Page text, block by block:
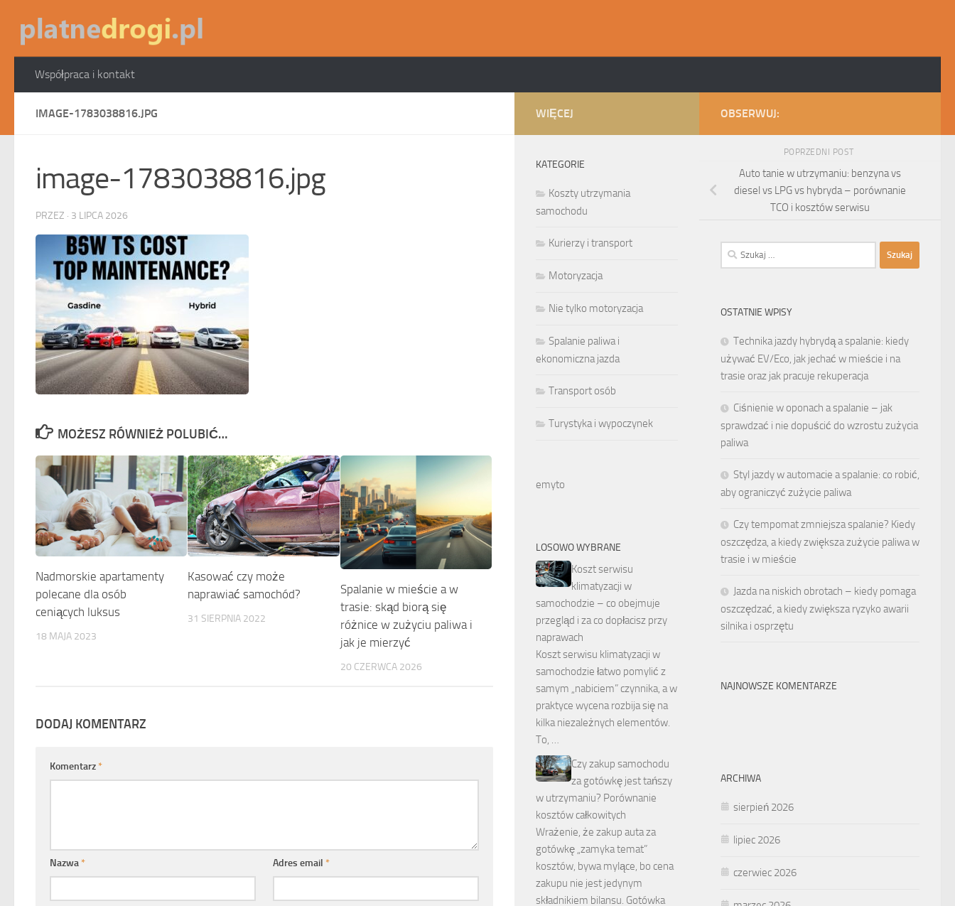
Skip to content
Współpraca i kontakt
IMAGE-1783038816.JPG
image-1783038816.jpg
PRZEZ · 3 LIPCA 2026
MOŻESZ RÓWNIEŻ POLUBIĆ…
Nadmorskie apartamenty
polecane dla osób
ceniących luksus
18 MAJA 2023
Kasować czy może
naprawiać samochód?
31 SIERPNIA 2022
Spalanie w mieście a w
trasie: skąd biorą się
różnice w zużyciu paliwa i
jak je mierzyć
20 CZERWCA 2026
DODAJ KOMENTARZ
Komentarz *
Nazwa * Adres email *
OBSERWUJ:
POPRZEDNI POST
Auto tanie w utrzymaniu: benzyna vs
diesel vs LPG vs hybryda – porównanie
TCO i kosztów serwisu
Szukaj:
OSTATNIE WPISY
Technika jazdy hybrydą a spalanie: kiedy
używać EV/Eco, jak jechać w mieście i na
trasie oraz jak pracuje rekuperacja
Ciśnienie w oponach a spalanie – jak
sprawdzać i nie dopuścić do wzrostu zużycia
paliwa
Styl jazdy w automacie a spalanie: co robić,
aby ograniczyć zużycie paliwa
Czy tempomat zmniejsza spalanie? Kiedy
oszczędza, a kiedy zwiększa zużycie paliwa w
trasie i w mieście
Jazda na niskich obrotach – kiedy pomaga
oszczędzać, a kiedy zwiększa ryzyko awarii
silnika i osprzętu
NAJNOWSZE KOMENTARZE
ARCHIWA
sierpień 2026
lipiec 2026
czerwiec 2026
WIĘCEJ
KATEGORIE
Koszty utrzymania
samochodu
Kurierzy i transport
Motoryzacja
Nie tylko motoryzacja
Spalanie paliwa i
ekonomiczna jazda
Transport osób
Turystyka i wypoczynek
emyto
LOSOWO WYBRANE
Koszt serwisu
klimatyzacji w
samochodzie – co obejmuje
przegląd i za co dopłacisz przy
naprawach
Koszt serwisu klimatyzacji w
samochodzie łatwo pomylić z
samym „nabiciem” czynnika, a w
praktyce wycena rozbija się na
kilka niezależnych elementów.
To, …
Czy zakup samochodu
za gotówkę jest tańszy
w utrzymaniu? Porównanie
kosztów całkowitych
Wrażenie, że zakup auta za
gotówkę „zamyka temat”
kosztów, bywa mylące, bo cena
zakupu nie jest jedynym
składnikiem bilansu. Gotówka